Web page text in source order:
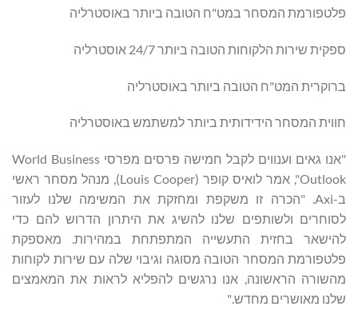
פלטפורמת המסחר במט"ח הטובה ביותר באוסטרליה
ספקית שירות הלקוחות הטובה ביותר 24/7 אוסטרליה
ברוקרית המט"ח הטובה ביותר באוסטרליה
חווית המסחר הידידותית ביותר למשתמש באוסטרליה
"אנו גאים וענווים לקבל חמישה פרסים מפרסי World Business
Outlook", אמר לואיס קופר (Louis Cooper), מנהל מסחר ראשי
ב-Axi. "הכרה זו משקפת ומחזקת את המשימה שלנו לעזור
לסוחרים ולשותפים שלנו להשיג את היתרון הדרוש להם כדי
להישאר בחזית התעשייה המתפתחת במהירות. מאספקת
פלטפורמת המסחר הטובה מסוגה וגיבוי שלה עם שירות לקוחות
מהשורה הראשונה, אנו נרגשים להפליא לראות את המאמצים
שלנו מאושרים מחדש."